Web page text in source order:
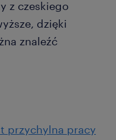
z czeskiego
dzięki
znaleźć
przychylna pracy